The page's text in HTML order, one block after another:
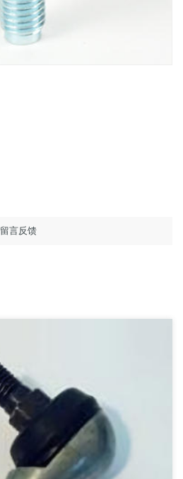
留言反馈